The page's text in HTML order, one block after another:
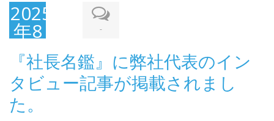
2025
年8
月
20
日
-
『社長名鑑』に弊社代表のイン
タビュー記事が掲載されまし
た。